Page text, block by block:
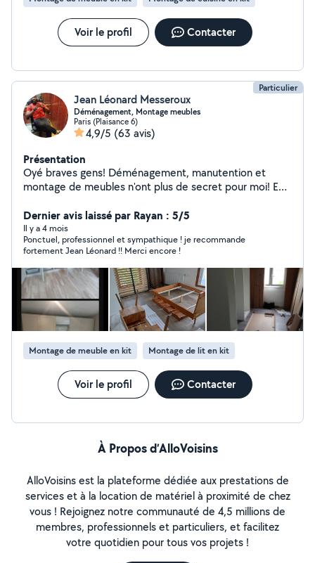
Voir le profil Contacter
Particulier
Jean Léonard Messeroux
Déménagement, Montage meubles
Paris (Plaisance 6)
4,9/5 (63 avis)
Présentation
Oyé braves gens! Déménagement, manutention et
montage de meubles n'ont plus de secret pour moi! En
et la bonne humeur.
Dernier avis laissé par Rayan : 5/5
Il y a 4 mois
Ponctuel, professionnel et sympathique ! je recommande
fortement Jean Léonard !! Merci encore !
Montage de meuble en kit Montage de lit en kit
Voir le profil Contacter
À Propos d’AlloVoisins
AlloVoisins est la plateforme dédiée aux prestations de
services et à la location de matériel à proximité de chez
vous ! Rejoignez notre communauté de 4,5 millions de
membres, professionnels et particuliers, et facilitez
votre quotidien pour tous vos projets !